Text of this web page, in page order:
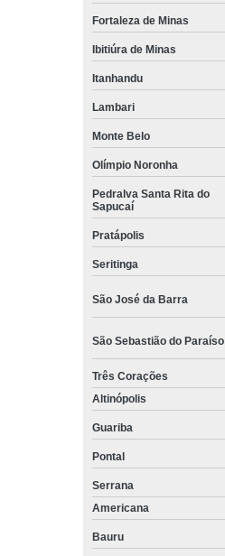
Fortaleza de Minas
Ibitiúra de Minas
Itanhandu
Lambari
Monte Belo
Olímpio Noronha
Pedralva Santa Rita do
Sapucaí
Pratápolis
Seritinga
São José da Barra
São Sebastião do Paraíso
Três Corações
Altinópolis
Guariba
Pontal
Serrana
Americana
Bauru